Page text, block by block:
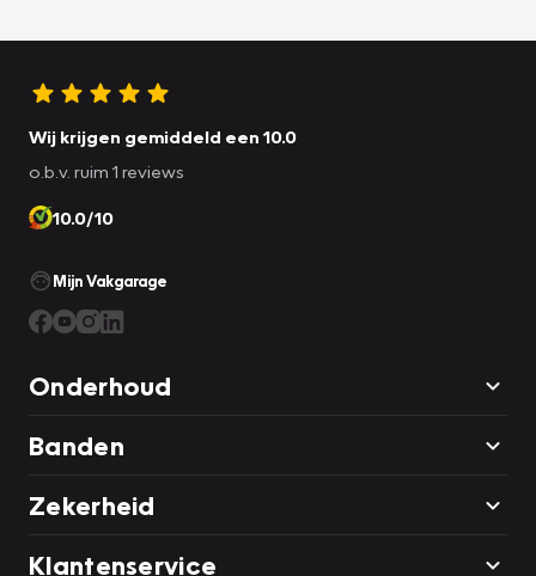
Wij krijgen gemiddeld een 10.0
o.b.v. ruim 1 reviews
10.0/10
Mijn Vakgarage
Onderhoud
Banden
Zekerheid
Klantenservice